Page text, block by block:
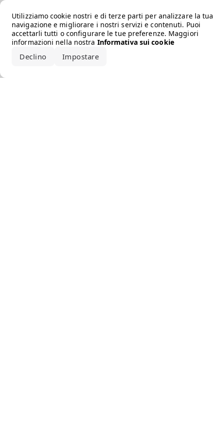
Utilizziamo cookie nostri e di terze parti per analizzare la tua
navigazione e migliorare i nostri servizi e contenuti. Puoi
accettarli tutti o configurare le tue preferenze. Maggiori
informazioni nella nostra Informativa sui cookie
Declino Impostare
Error loading the brand